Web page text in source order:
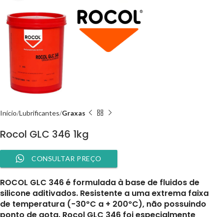
Início Lubrificantes Graxas
Rocol GLC 346 1kg
CONSULTAR PREÇO
ROCOL GLC 346 é formulada à base de fluidos de
silicone aditivados. Resistente a uma extrema faixa
de temperatura (-30ºC a + 200ºC), não possuindo